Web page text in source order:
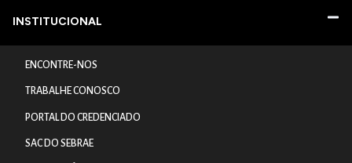
INSTITUCIONAL
ENCONTRE-NOS
TRABALHE CONOSCO
PORTAL DO CREDENCIADO
SAC DO SEBRAE